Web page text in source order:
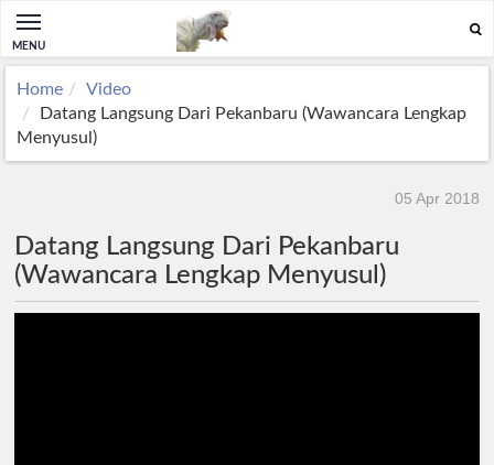
MENU
Home
Video
Datang Langsung Dari Pekanbaru (Wawancara Lengkap
Menyusul)
05 Apr 2018
Datang Langsung Dari Pekanbaru
(Wawancara Lengkap Menyusul)